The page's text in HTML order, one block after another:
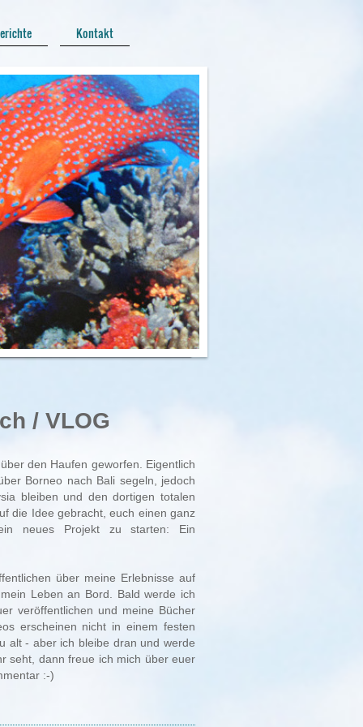
Kontakt
/ VLOG
den Haufen geworfen. Eigentlich
Borneo nach Bali segeln, jedoch
bleiben und den dortigen totalen
die Idee gebracht, euch einen ganz
neues Projekt zu starten: Ein
über meine Erlebnisse auf
Leben an Bord. Bald werde ich
veröffentlichen und meine Bücher
erscheinen nicht in einem festen
alt - aber ich bleibe dran und werde
seht, dann freue ich mich über euer
:-)